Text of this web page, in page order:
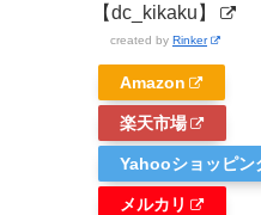
【dc_kikaku】
created by Rinker
Amazon
楽天市場
Yahooショッピン
メルカリ